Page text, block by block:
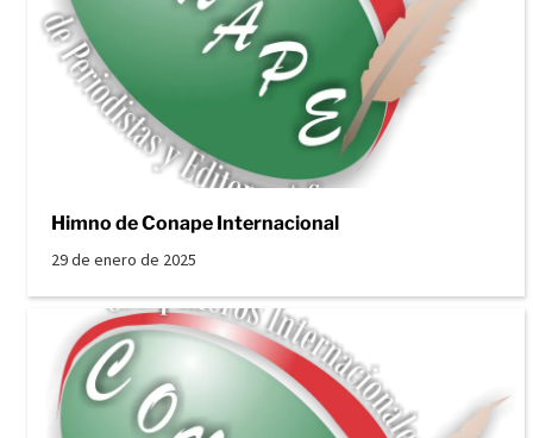
Himno de Conape Internacional
29 de enero de 2025